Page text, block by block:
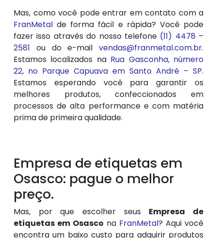
Mas, como você pode entrar em contato com a
FranMetal de forma fácil e rápida? Você pode
fazer isso através do nosso telefone (11) 4478 –
2581 ou do e-mail vendas@franmetal.com.br.
Estamos localizados na Rua Gasconha, número
22, no Parque Capuava em Santo André – SP.
Estamos esperando você para garantir os
melhores produtos, confeccionados em
processos de alta performance e com matéria
prima de primeira qualidade.
Empresa de etiquetas em
Osasco: pague o melhor
preço.
Mas, por que escolher seus Empresa de
etiquetas em Osasco na FranMetal? Aqui você
encontra um baixo custo para adquirir produtos